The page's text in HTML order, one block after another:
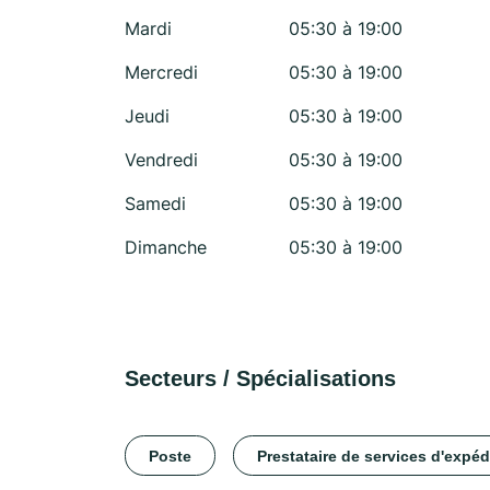
Mardi
05:30 à 19:00
Mercredi
05:30 à 19:00
Jeudi
05:30 à 19:00
Vendredi
05:30 à 19:00
Samedi
05:30 à 19:00
Dimanche
05:30 à 19:00
Secteurs / Spécialisations
Poste Prestataire de services